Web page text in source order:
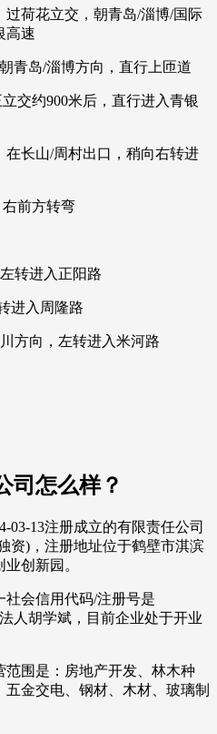
过荷花立交，朝青岛/淄博/国际
高速
青岛/淄博方向，直行上匝道
交约900米后，直行进入青银
在长山/周村出口，稍向右转进
右前方转弯
转进入正阳路
进入周隆路
方向，左转进入米河路
司怎么样？
03-13注册成立的有限责任公司
资)，注册地址位于鹤壁市淇滨
创新园。
会信用代码/注册号是
人胡学斌，目前企业处于开业
围是：房地产开发、林木种
金交电、钢材、木材、玻璃制